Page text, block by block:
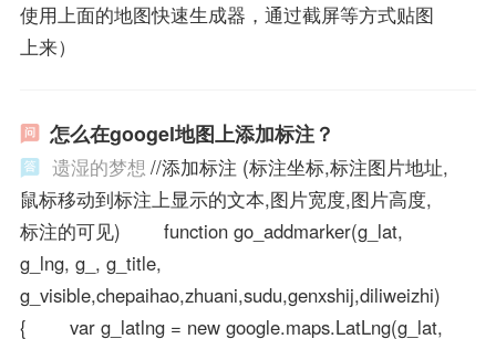
使用上面的地图快速生成器，通过截屏等方式贴图
上来）
怎么在googel地图上添加标注？
遗湿的梦想 //添加标注 (标注坐标,标注图片地址,
鼠标移动到标注上显示的文本,图片宽度,图片高度,
标注的可见) function go_addmarker(g_lat,
g_lng, g_, g_title,
g_visible,chepaihao,zhuani,sudu,genxshij,diliweizhi)
{ var g_latlng = new google.maps.LatLng(g_lat,